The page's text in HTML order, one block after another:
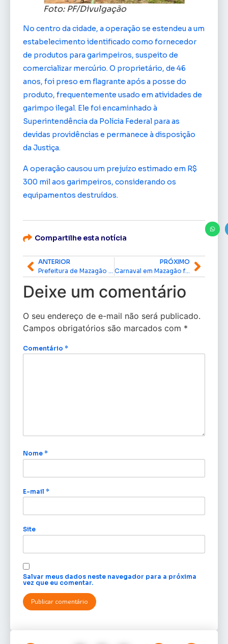
Foto: PF/Divulgação
No centro da cidade, a operação se estendeu a um
estabelecimento identificado como fornecedor
de produtos para garimpeiros, suspeito de
comercializar mercúrio. O proprietário, de 46
anos, foi preso em flagrante após a posse do
produto, frequentemente usado em atividades de
garimpo ilegal. Ele foi encaminhado à
Superintendência da Polícia Federal para as
devidas providências e permanece à disposição
da Justiça.
A operação causou um prejuízo estimado em R$
300 mil aos garimpeiros, considerando os
equipamentos destruídos.
Compartilhe esta notícia
ANTERIOR
PRÓXIMO
Carnaval em Mazagão fará homenagem ao saudoso ‘Cutião’
Deixe um comentário
O seu endereço de e-mail não será publicado.
Campos obrigatórios são marcados com *
Comentário *
Nome *
E-mail *
Site
Salvar meus dados neste navegador para a próxima
vez que eu comentar.